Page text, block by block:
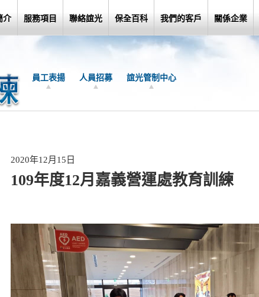
介 服務項目 聯絡誼光 保全百科 我們的客戶 關係企業
員工表揚 人員招募 誼光管制中心
2020年12月15日
109年度12月嘉義營運處教育訓練